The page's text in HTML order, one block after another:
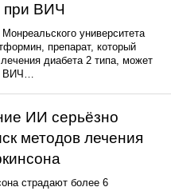
при ВИЧ
университета
препарат, который
диабета 2 типа, может
ВИЧ…
ИИ серьёзно
методов лечения
страдают более 6